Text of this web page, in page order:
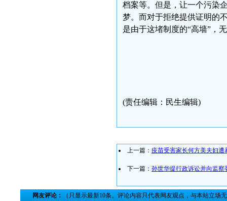
档案等。但是，让一个污染
梦。而对于拒绝提供证明的
是由于这堵制度的“高墙”，
(责任编辑：民生编辑)
上一篇： 疫苗受害家长何方美夫妇遭
下一篇： 孙世华提行政诉讼并向监察
网友评论： （只显示最新10条。评论内容只代表网友观点，与本站立场